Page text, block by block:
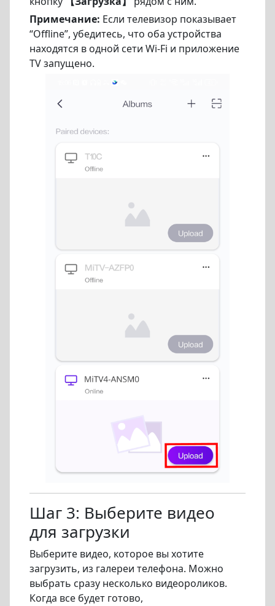
Примечание: Если телевизор показывает
“Offline”, убедитесь, что оба устройства
находятся в одной сети Wi-Fi и приложение
TV запущено.
Шаг 3: Выберите видео
для загрузки
Выберите видео, которое вы хотите
загрузить, из галереи телефона. Можно
выбрать сразу несколько видеороликов.
Когда все будет готово,